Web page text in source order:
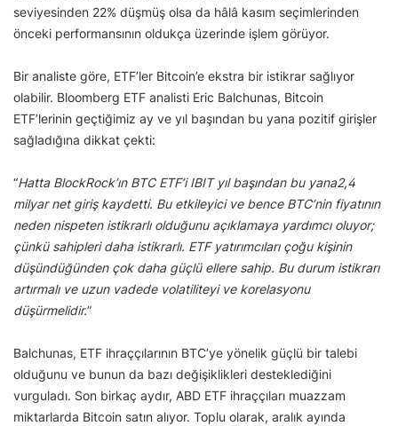
seviyesinden 22% düşmüş olsa da hâlâ kasım seçimlerinden
önceki performansının oldukça üzerinde işlem görüyor.
Bir analiste göre, ETF’ler Bitcoin’e ekstra bir istikrar sağlıyor
olabilir. Bloomberg ETF analisti Eric Balchunas, Bitcoin
ETF’lerinin geçtiğimiz ay ve yıl başından bu yana pozitif girişler
sağladığına dikkat çekti:
“Hatta BlockRock’ın BTC ETF’i IBIT yıl başından bu yana2,4
milyar net giriş kaydetti. Bu etkileyici ve bence BTC’nin fiyatının
neden nispeten istikrarlı olduğunu açıklamaya yardımcı oluyor;
çünkü sahipleri daha istikrarlı. ETF yatırımcıları çoğu kişinin
düşündüğünden çok daha güçlü ellere sahip. Bu durum istikrarı
artırmalı ve uzun vadede volatiliteyi ve korelasyonu
düşürmelidir.”
Balchunas, ETF ihraççılarının BTC’ye yönelik güçlü bir talebi
olduğunu ve bunun da bazı değişiklikleri desteklediğini
vurguladı. Son birkaç aydır, ABD ETF ihraççıları muazzam
miktarlarda Bitcoin satın alıyor. Toplu olarak, aralık ayında